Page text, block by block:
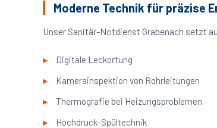
Moderne Technik für präzise
Unser Sanitär-Notdienst Grabenach setzt
Digitale Leckortung
Kamerainspektion von Rohrleitungen
Thermografie bei Heizungsproblemen
Hochdruck-Spültechnik